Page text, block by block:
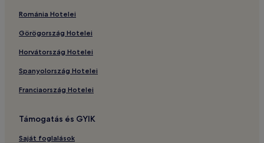
Románia Hotelei
Görögország Hotelei
Horvátország Hotelei
Spanyolország Hotelei
Franciaország Hotelei
Támogatás és GYIK
Saját foglalások